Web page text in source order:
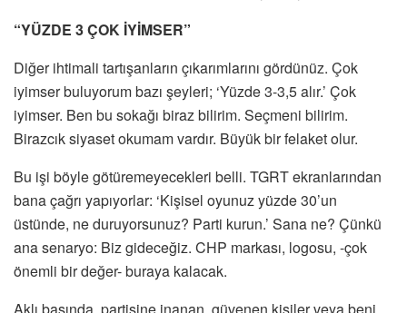
“YÜZDE 3 ÇOK İYİMSER”
Diğer ihtimali tartışanların çıkarımlarını gördünüz. Çok
iyimser buluyorum bazı şeyleri; ‘Yüzde 3-3,5 alır.’ Çok
iyimser. Ben bu sokağı biraz bilirim. Seçmeni bilirim.
Birazcık siyaset okumam vardır. Büyük bir felaket olur.
Bu işi böyle götüremeyecekleri belli. TGRT ekranlarından
bana çağrı yapıyorlar: ‘Kişisel oyunuz yüzde 30’un
üstünde, ne duruyorsunuz? Parti kurun.’ Sana ne? Çünkü
ana senaryo: Biz gideceğiz. CHP markası, logosu, -çok
önemli bir değer- buraya kalacak.
Aklı başında, partisine inanan, güvenen kişiler veya beni